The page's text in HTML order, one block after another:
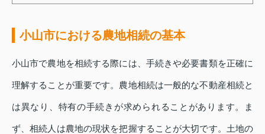
小山市における農地相続の基本
小山市で農地を相続する際には、手続きや必要書類を正確に
理解することが重要です。農地相続は一般的な不動産相続と
は異なり、特有の手続きが求められることがあります。ま
ず、相続人は農地の現状を把握することが大切です。土地の